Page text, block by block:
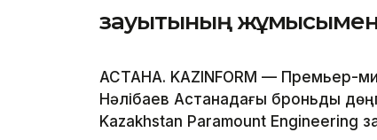
зауытының
АСТАНА. KAZINFORM — Премьер-
Нәлібаев Астанадағы броньды
Kazakhstan Paramount Engineering